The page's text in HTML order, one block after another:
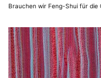
Brauchen wir Feng-Shui für die